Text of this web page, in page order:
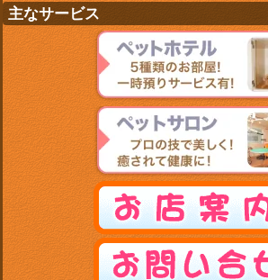
主なサービス